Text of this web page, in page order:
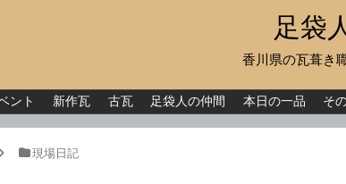
足袋
香川県の瓦葺き
ント 新作瓦 古瓦 足袋人の仲間 本日の一品 そ
現場日記
現場日記
イベント